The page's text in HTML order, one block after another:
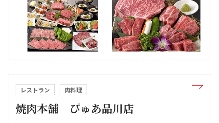
レストラン 肉料理
焼肉本舗 ぴゅあ品川店